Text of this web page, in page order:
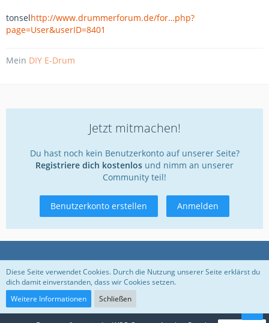
tonselhttp://www.drummerforum.de/for…php?
page=User&userID=8401
Mein DIY E-Drum
Jetzt mitmachen!
Du hast noch kein Benutzerkonto auf unserer Seite?
Registriere dich kostenlos und nimm an unserer
Community teil!
Benutzerkonto erstellen Anmelden
Datenschutzerklärung Kontakt Impressum
Nutzungsbedingungen
Diese Seite verwendet Cookies. Durch die Nutzung unserer Seite erklärst du
dich damit einverstanden, dass wir Cookies setzen.
Weitere Informationen
Schließen